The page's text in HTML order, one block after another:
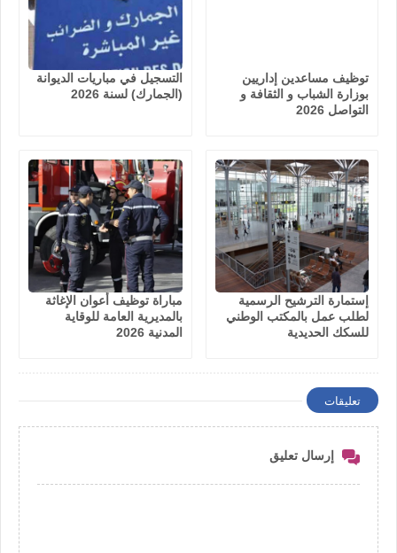
توظيف مساعدين إداريين
بوزارة الشباب و الثقافة و
التواصل 2026
التسجيل في مباريات الديوانة
(الجمارك) لسنة 2026
إستمارة الترشيح الرسمية
لطلب عمل بالمكتب الوطني
للسكك الحديدية
مباراة توظيف أعوان الإغاثة
بالمديرية العامة للوقاية
المدنية 2026
تعليقات
إرسال تعليق